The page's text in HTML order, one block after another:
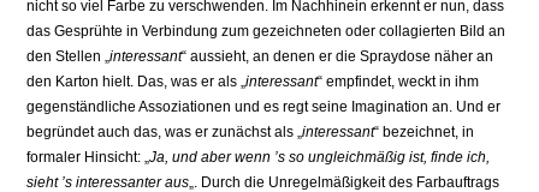
nicht so viel Farbe zu verschwenden. Im Nachhinein erkennt er nun, dass
das Gesprühte in Verbindung zum gezeichneten oder collagierten Bild an
den Stellen „interessant“ aussieht, an denen er die Spraydose näher an
den Karton hielt. Das, was er als „interessant“ empfindet, weckt in ihm
gegenständliche Assoziationen und es regt seine Imagination an. Und er
begründet auch das, was er zunächst als „interessant“ bezeichnet, in
formaler Hinsicht: „Ja, und aber wenn ’s so ungleichmäßig ist, finde ich,
sieht ’s interessanter aus„. Durch die Unregelmäßigkeit des Farbauftrags